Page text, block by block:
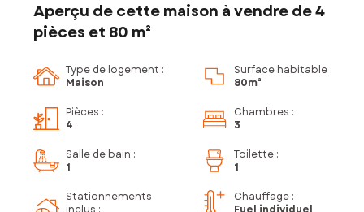
Aperçu de cette maison à vendre de 4
pièces et 80 m²
Type de logement :
Maison
Surface habitable :
80m²
Pièces :
4
Chambres :
3
Salle de bain :
1
Toilette :
1
Stationnements
Chauffage :